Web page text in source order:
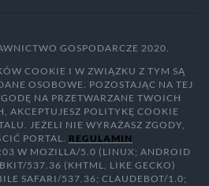
GOSPODARCZE 2020.
COOKIE I W ZWIĄZKU Z TYM SĄ
OSOBOWE. POZOSTAJĄC NA TEJ
NA PRZETWARZANE TWOICH
AKCEPTUJESZ POLITYKĘ COOKIE
JEŻELI NIE WYRAŻASZ ZGODY,
PORTAL. REGULAMIN
W MOZILLA/5.0 (LINUX; ANDROID
537.36 (KHTML, LIKE GECKO)
SAFARI/537.36; CLAUDEBOT/1.0;